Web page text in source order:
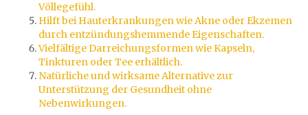
Völlegefühl.
Hilft bei Hauterkrankungen wie Akne oder Ekzemen
durch entzündungshemmende Eigenschaften.
Vielfältige Darreichungsformen wie Kapseln,
Tinkturen oder Tee erhältlich.
Natürliche und wirksame Alternative zur
Unterstützung der Gesundheit ohne
Nebenwirkungen.